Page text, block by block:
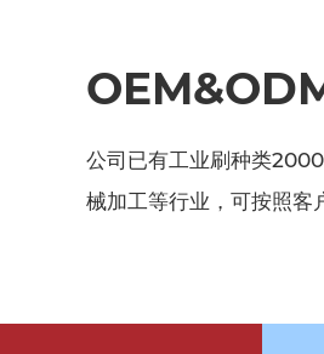
公司已有工业刷种类
械加工等行业，可按照客